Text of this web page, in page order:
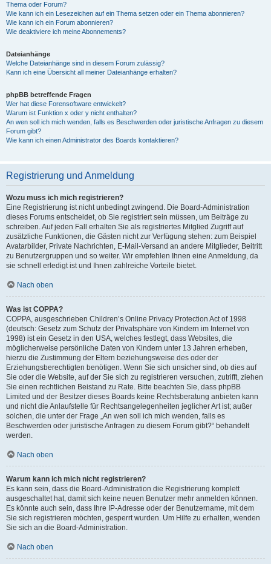
Thema oder Forum?
Wie kann ich ein Lesezeichen auf ein Thema setzen oder ein Thema abonnieren?
Wie kann ich ein Forum abonnieren?
Wie deaktiviere ich meine Abonnements?
Dateianhänge
Welche Dateianhänge sind in diesem Forum zulässig?
Kann ich eine Übersicht all meiner Dateianhänge erhalten?
phpBB betreffende Fragen
Wer hat diese Forensoftware entwickelt?
Warum ist Funktion x oder y nicht enthalten?
An wen soll ich mich wenden, falls es Beschwerden oder juristische Anfragen zu diesem
Forum gibt?
Wie kann ich einen Administrator des Boards kontaktieren?
Registrierung und Anmeldung
Wozu muss ich mich registrieren?
Eine Registrierung ist nicht unbedingt zwingend. Die Board-Administration
dieses Forums entscheidet, ob Sie registriert sein müssen, um Beiträge zu
schreiben. Auf jeden Fall erhalten Sie als registriertes Mitglied Zugriff auf
zusätzliche Funktionen, die Gästen nicht zur Verfügung stehen: zum Beispiel
Avatarbilder, Private Nachrichten, E-Mail-Versand an andere Mitglieder, Beitritt
zu Benutzergruppen und so weiter. Wir empfehlen Ihnen eine Anmeldung, da
sie schnell erledigt ist und Ihnen zahlreiche Vorteile bietet.
Nach oben
Was ist COPPA?
COPPA, ausgeschrieben Children’s Online Privacy Protection Act of 1998
(deutsch: Gesetz zum Schutz der Privatsphäre von Kindern im Internet von
1998) ist ein Gesetz in den USA, welches festlegt, dass Websites, die
möglicherweise persönliche Daten von Kindern unter 13 Jahren erheben,
hierzu die Zustimmung der Eltern beziehungsweise des oder der
Erziehungsberechtigten benötigen. Wenn Sie sich unsicher sind, ob dies auf
Sie oder die Website, auf der Sie sich zu registrieren versuchen, zutrifft, ziehen
Sie einen rechtlichen Beistand zu Rate. Bitte beachten Sie, dass phpBB
Limited und der Besitzer dieses Boards keine Rechtsberatung anbieten kann
und nicht die Anlaufstelle für Rechtsangelegenheiten jeglicher Art ist; außer
solchen, die unter der Frage „An wen soll ich mich wenden, falls es
Beschwerden oder juristische Anfragen zu diesem Forum gibt?“ behandelt
werden.
Nach oben
Warum kann ich mich nicht registrieren?
Es kann sein, dass die Board-Administration die Registrierung komplett
ausgeschaltet hat, damit sich keine neuen Benutzer mehr anmelden können.
Es könnte auch sein, dass Ihre IP-Adresse oder der Benutzername, mit dem
Sie sich registrieren möchten, gesperrt wurden. Um Hilfe zu erhalten, wenden
Sie sich an die Board-Administration.
Nach oben